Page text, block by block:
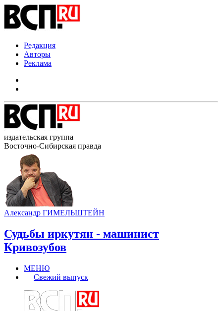
Редакция
Авторы
Реклама
издательская группа
Восточно-Сибирская правда
Александр ГИМЕЛЬШТЕЙН
Судьбы иркутян - машинист
Кривозубов
МЕНЮ
Свежий выпуск